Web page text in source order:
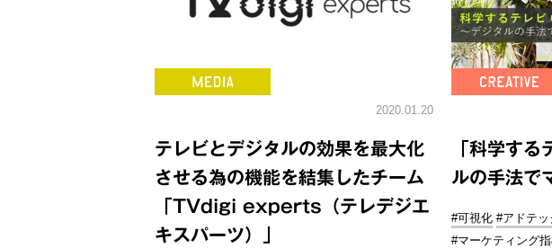
2020.01.20
テレビとデジタルの効果を最大化
させる為の機能を結集したチーム
「TVdigi experts（テレデジエ
キスパーツ）」
「科学す
ルの手法で
#可視化 #アドテ
#マーケティング